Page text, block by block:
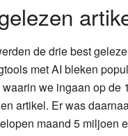
de drie best
met AI bleken
we ingaan op
artikel. Er was
maand 5 miljoen